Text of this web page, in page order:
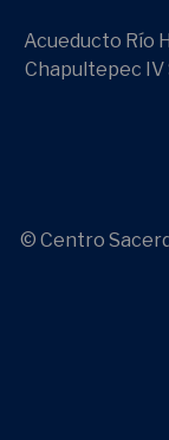
Acueducto Río
Chapultepec IV
© Centro